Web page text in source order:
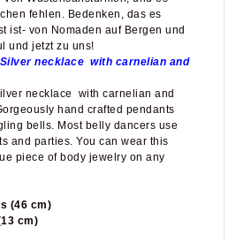
fehlen. Bedenken, das es
ist- von Nomaden auf Bergen und
und jetzt zu uns!
necklace with carnelian and
necklace with carnelian and
hand crafted pendants
bells. Most belly dancers use
and parties. You can wear this
piece of body jewelry on any
(46 cm)
cm)